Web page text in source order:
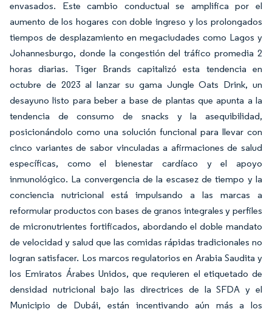
envasados. Este cambio conductual se amplifica por el
aumento de los hogares con doble ingreso y los prolongados
tiempos de desplazamiento en megaciudades como Lagos y
Johannesburgo, donde la congestión del tráfico promedia 2
horas diarias. Tiger Brands capitalizó esta tendencia en
octubre de 2023 al lanzar su gama Jungle Oats Drink, un
desayuno listo para beber a base de plantas que apunta a la
tendencia de consumo de snacks y la asequibilidad,
posicionándolo como una solución funcional para llevar con
cinco variantes de sabor vinculadas a afirmaciones de salud
específicas, como el bienestar cardíaco y el apoyo
inmunológico. La convergencia de la escasez de tiempo y la
conciencia nutricional está impulsando a las marcas a
reformular productos con bases de granos integrales y perfiles
de micronutrientes fortificados, abordando el doble mandato
de velocidad y salud que las comidas rápidas tradicionales no
logran satisfacer. Los marcos regulatorios en Arabia Saudita y
los Emiratos Árabes Unidos, que requieren el etiquetado de
densidad nutricional bajo las directrices de la SFDA y el
Municipio de Dubái, están incentivando aún más a los